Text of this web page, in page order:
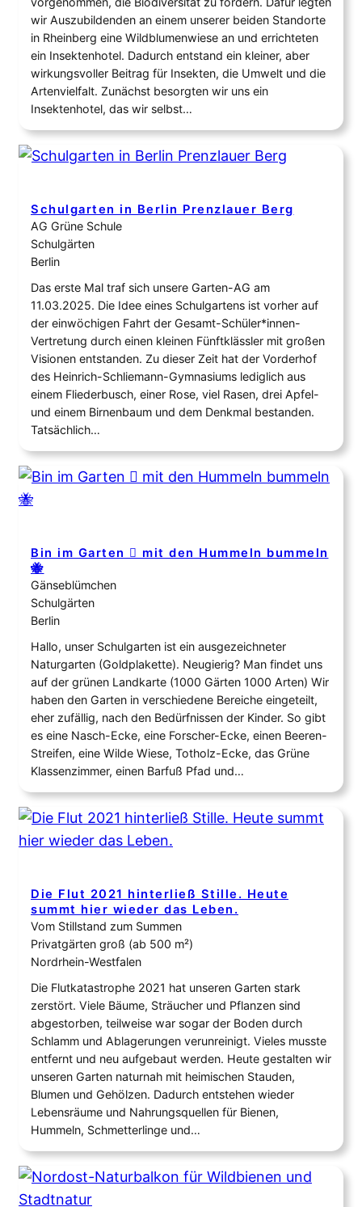
wir Auszubildenden an einem unserer beiden Standorte
in Rheinberg eine Wildblumenwiese an und errichteten
ein Insektenhotel. Dadurch entstand ein kleiner, aber
wirkungsvoller Beitrag für Insekten, die Umwelt und die
Artenvielfalt. Zunächst besorgten wir uns ein
Insektenhotel, das wir selbst…
Schulgarten in Berlin Prenzlauer Berg
AG Grüne Schule
Schulgärten
Berlin
Das erste Mal traf sich unsere Garten-AG am
11.03.2025. Die Idee eines Schulgartens ist vorher auf
der einwöchigen Fahrt der Gesamt-Schüler*innen-
Vertretung durch einen kleinen Fünftklässler mit großen
Visionen entstanden. Zu dieser Zeit hat der Vorderhof
des Heinrich-Schliemann-Gymnasiums lediglich aus
einem Fliederbusch, einer Rose, viel Rasen, drei Apfel-
und einem Birnenbaum und dem Denkmal bestanden.
Tatsächlich…
Bin im Garten 🫜 mit den Hummeln bummeln
🐝
Gänseblümchen
Schulgärten
Berlin
Hallo, unser Schulgarten ist ein ausgezeichneter
Naturgarten (Goldplakette). Neugierig? Man findet uns
auf der grünen Landkarte (1000 Gärten 1000 Arten) Wir
haben den Garten in verschiedene Bereiche eingeteilt,
eher zufällig, nach den Bedürfnissen der Kinder. So gibt
es eine Nasch-Ecke, eine Forscher-Ecke, einen Beeren-
Streifen, eine Wilde Wiese, Totholz-Ecke, das Grüne
Klassenzimmer, einen Barfuß Pfad und…
Die Flut 2021 hinterließ Stille. Heute
summt hier wieder das Leben.
Vom Stillstand zum Summen
Privatgärten groß (ab 500 m²)
Nordrhein-Westfalen
Die Flutkatastrophe 2021 hat unseren Garten stark
zerstört. Viele Bäume, Sträucher und Pflanzen sind
abgestorben, teilweise war sogar der Boden durch
Schlamm und Ablagerungen verunreinigt. Vieles musste
entfernt und neu aufgebaut werden. Heute gestalten wir
unseren Garten naturnah mit heimischen Stauden,
Blumen und Gehölzen. Dadurch entstehen wieder
Lebensräume und Nahrungsquellen für Bienen,
Hummeln, Schmetterlinge und…